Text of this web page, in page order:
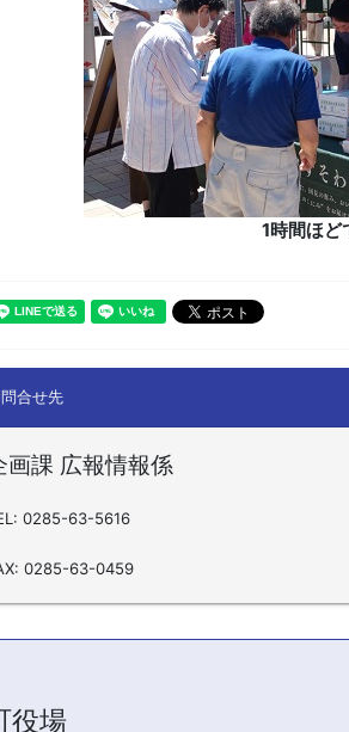
1時間ほど
合せ先
画課 広報情報係
0285-63-5616
0285-63-0459
役場